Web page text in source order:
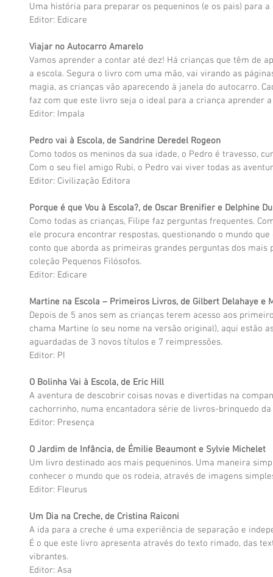
Uma história para preparar os pequeninos (e os pais) para
Editor: Edicare
Viajar no Autocarro Amarelo
Vamos aprender a contar até dez! Há crianças que têm de
a escola. Segura o livro com uma mão, vai virando as
magia, as crianças vão aparecendo à janela do autocarro.
faz com que este livro seja o ideal para a criança aprender
Editor: Impala
Pedro vai à Escola, de Sandrine Deredel Rogeon
Como todos os meninos da sua idade, o Pedro é travesso,
Com o seu fiel amigo Rubi, o Pedro vai viver todas as
Editor: Civilização Editora
Porque é que Vou à Escola?, de Oscar Brenifier e Delphine
Como todas as crianças, Filipe faz perguntas frequentes.
ele procura encontrar respostas, questionando o mundo
conto que aborda as primeiras grandes perguntas dos
coleção Pequenos Filósofos.
Editor: Edicare
Martine na Escola – Primeiros Livros, de Gilbert Delahaye e
Depois de 5 anos sem as crianças terem acesso aos
chama Martine (o seu nome na versão original), aqui estão
aguardadas de 3 novos títulos e 7 reimpressões.
Editor: PI
O Bolinha Vai à Escola, de Eric Hill
A aventura de descobrir coisas novas e divertidas na
cachorrinho, numa encantadora série de livros-brinquedo
Editor: Presença
O Jardim de Infância, de Émilie Beaumont e Sylvie Michelet
Um livro destinado aos mais pequeninos. Uma maneira
conhecer o mundo que os rodeia, através de imagens
Editor: Fleurus
Um Dia na Creche, de Cristina Raiconi
A ida para a creche é uma experiência de separação e
É o que este livro apresenta através do texto rimado, das
vibrantes.
Editor: Asa